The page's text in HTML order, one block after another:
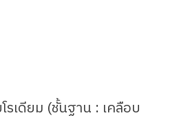
รเดียม (ชั้นฐาน : เคลือบ